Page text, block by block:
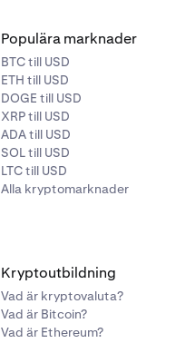
Populära marknader
BTC till USD
ETH till USD
DOGE till USD
XRP till USD
ADA till USD
SOL till USD
LTC till USD
Alla kryptomarknader
Kryptoutbildning
Vad är kryptovaluta?
Vad är Bitcoin?
Vad är Ethereum?